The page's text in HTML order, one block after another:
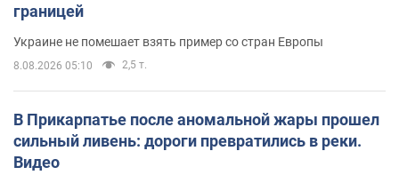
границей
Украине не помешает взять пример со стран Европы
8.08.2026 05:10 2,5 т.
В Прикарпатье после аномальной жары прошел
сильный ливень: дороги превратились в реки.
Видео